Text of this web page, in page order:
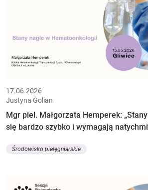
17.06.2026
Justyna Golian
Mgr piel. Małgorzata Hemperek:
się bardzo szybko i wymagają
Środowisko pielęgniarskie